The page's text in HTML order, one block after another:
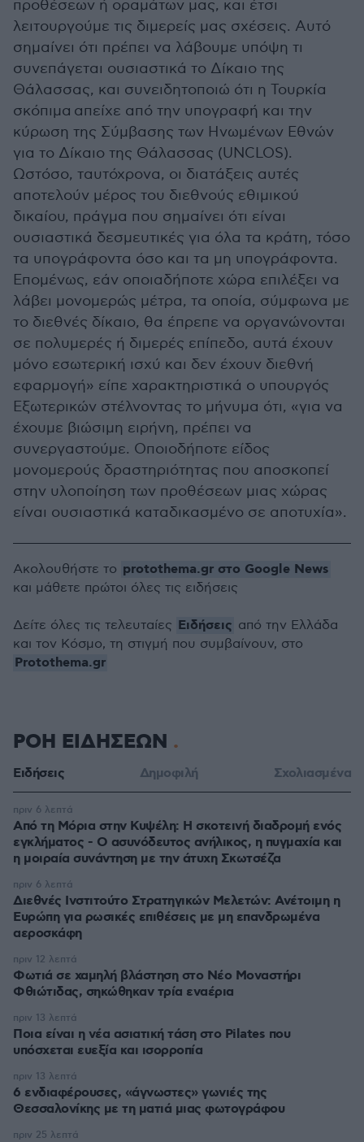
προθέσεων ή οραμάτων μας, και έτσι
λειτουργούμε τις διμερείς μας σχέσεις. Αυτό
σημαίνει ότι πρέπει να λάβουμε υπόψη τι
συνεπάγεται ουσιαστικά το Δίκαιο της
Θάλασσας, και συνειδητοποιώ ότι η Τουρκία
σκόπιμα απείχε από την υπογραφή και την
κύρωση της Σύμβασης των Ηνωμένων Εθνών
για το Δίκαιο της Θάλασσας (UNCLOS).
Ωστόσο, ταυτόχρονα, οι διατάξεις αυτές
αποτελούν μέρος του διεθνούς εθιμικού
δικαίου, πράγμα που σημαίνει ότι είναι
ουσιαστικά δεσμευτικές για όλα τα κράτη, τόσο
τα υπογράφοντα όσο και τα μη υπογράφοντα.
Επομένως, εάν οποιαδήποτε χώρα επιλέξει να
λάβει μονομερώς μέτρα, τα οποία, σύμφωνα με
το διεθνές δίκαιο, θα έπρεπε να οργανώνονται
σε πολυμερές ή διμερές επίπεδο, αυτά έχουν
μόνο εσωτερική ισχύ και δεν έχουν διεθνή
εφαρμογή» είπε χαρακτηριστικά ο υπουργός
Εξωτερικών στέλνοντας το μήνυμα ότι, «για να
έχουμε βιώσιμη ειρήνη, πρέπει να
συνεργαστούμε. Οποιοδήποτε είδος
μονομερούς δραστηριότητας που αποσκοπεί
στην υλοποίηση των προθέσεων μιας χώρας
είναι ουσιαστικά καταδικασμένο σε αποτυχία».
Ακολουθήστε το protothema.gr στο Google News
και μάθετε πρώτοι όλες τις ειδήσεις
Δείτε όλες τις τελευταίες Ειδήσεις από την Ελλάδα
και τον Κόσμο, τη στιγμή που συμβαίνουν, στο
Protothema.gr
ΡΟΗ ΕΙΔΗΣΕΩΝ
Ειδήσεις Δημοφιλή Σχολιασμένα
Από τη Μόρια στην Κυψέλη: Η σκοτεινή διαδρομή ενός
εγκλήματος - Ο ασυνόδευτος ανήλικος, η πυγμαχία και
η μοιραία συνάντηση με την άτυχη Σκωτσέζα
πριν 6 λεπτά
Διεθνές Ινστιτούτο Στρατηγικών Μελετών: Ανέτοιμη η
Ευρώπη για ρωσικές επιθέσεις με μη επανδρωμένα
αεροσκάφη
πριν 6 λεπτά
Φωτιά σε χαμηλή βλάστηση στο Νέο Μοναστήρι
Φθιώτιδας, σηκώθηκαν τρία εναέρια
πριν 12 λεπτά
Ποια είναι η νέα ασιατική τάση στο Pilates που
υπόσχεται ευεξία και ισορροπία
πριν 13 λεπτά
6 ενδιαφέρουσες, «άγνωστες» γωνιές της
Θεσσαλονίκης με τη ματιά μιας φωτογράφου
πριν 13 λεπτά
πριν 25 λεπτά